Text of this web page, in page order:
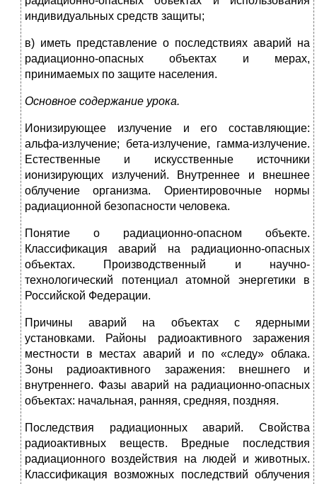
индивидуальных средств защиты;
в) иметь представление о последствиях аварий на
радиационно-опасных объектах и мерах,
принимаемых по защите населения.
Основное содержание урока.
Ионизирующее излучение и его составляющие:
альфа-излучение; бета-излучение, гамма-излучение.
Естественные и искусственные источники
ионизирующих излучений. Внутреннее и внешнее
облучение организма. Ориентировочные нормы
радиационной безопасности человека.
Понятие о радиационно-опасном объекте.
Классификация аварий на радиационно-опасных
объектах. Производственный и научно-
технологический потенциал атомной энергетики в
Российской Федерации.
Причины аварий на объектах с ядерными
установками. Районы радиоактивного заражения
местности в местах аварий и по «следу» облака.
Зоны радиоактивного заражения: внешнего и
внутреннего. Фазы аварий на радиационно-опасных
объектах: начальная, ранняя, средняя, поздняя.
Последствия радиационных аварий. Свойства
радиоактивных веществ. Вредные последствия
радиационного воздействия на людей и животных.
Классификация возможных последствий облучения